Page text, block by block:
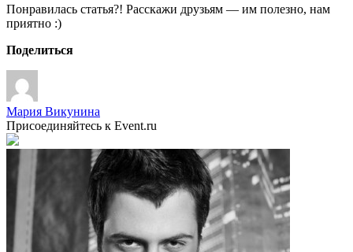
Понравилась статья?! Расскажи друзьям — им полезно, нам
приятно :)
Поделиться
Мария Викунина
Присоединяйтесь к Event.ru